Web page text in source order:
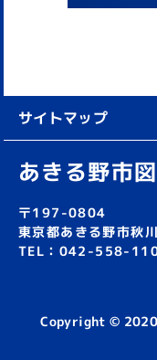
サイトマップ
あきる野市
〒197-0804
東京都あきる野市秋
TEL：042-558-
Copyright ©